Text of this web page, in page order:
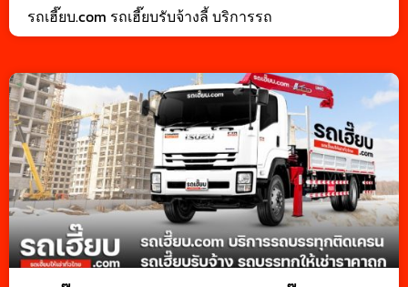
รถเฮี๊ยบ.com รถเฮี๊ยบรับจ้างลี้ บริการรถ